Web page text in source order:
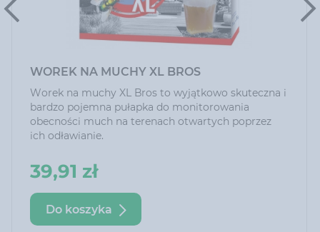
WOREK NA MUCHY XL BROS
Worek na muchy XL Bros to wyjątkowo skuteczna i
bardzo pojemna pułapka do monitorowania
obecności much na terenach otwartych poprzez
ich odławianie.
39,91 zł
Do koszyka